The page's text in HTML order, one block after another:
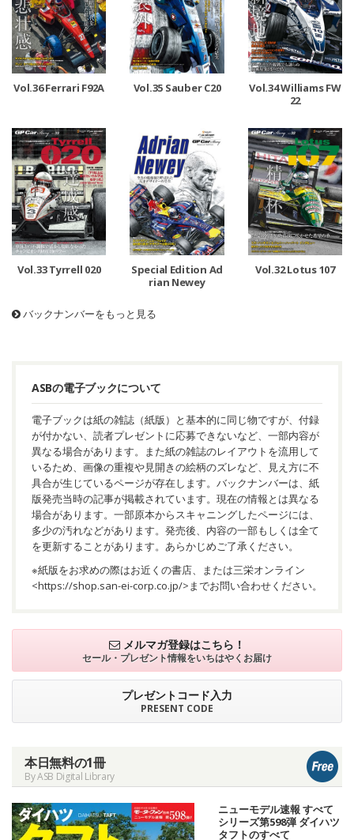
Vol.36 Ferrari F92A Vol.35 Sauber C20
Vol.34 Williams FW
22
Vol.33 Tyrrell 020
Special Edition Ad
rian Newey
Vol.32 Lotus 107
バックナンバーをもっと見る
ASBの電子ブックについて
電子ブックは紙の雑誌（紙版）と基本的に同じ物ですが、付録
が付かない、読者プレゼントに応募できないなど、一部内容が
異なる場合があります。また紙の雑誌のレイアウトを流用して
いるため、画像の重複や見開きの絵柄のズレなど、見え方に不
具合が生じているページが存在します。バックナンバーは、紙
版発売当時の記事が掲載されています。現在の情報とは異なる
場合があります。一部原本からスキャニングしたページには、
多少の汚れなどがあります。発売後、内容の一部もしくは全て
を更新することがあります。あらかじめご了承ください。
※紙版をお求めの際はお近くの書店、または三栄オンライン
<https://shop.san-ei-corp.co.jp/>までお問い合わせください。
メルマガ登録はこちら！
セール・プレゼント情報をいちはやくお届け
プレゼントコード入力
PRESENT CODE
本日無料の1冊
By ASB Digital Library
ニューモデル速報 すべて
シリーズ第598弾 ダイハツ
タフトのすべて